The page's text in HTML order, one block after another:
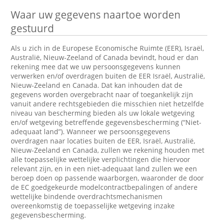
Waar uw gegevens naartoe worden
gestuurd
Als u zich in de Europese Economische Ruimte (EER), Israël,
Australië, Nieuw-Zeeland of Canada bevindt, houd er dan
rekening mee dat we uw persoonsgegevens kunnen
verwerken en/of overdragen buiten de EER Israël, Australië,
Nieuw-Zeeland en Canada. Dat kan inhouden dat de
gegevens worden overgebracht naar of toegankelijk zijn
vanuit andere rechtsgebieden die misschien niet hetzelfde
niveau van bescherming bieden als uw lokale wetgeving
en/of wetgeving betreffende gegevensbescherming (“Niet-
adequaat land”). Wanneer we persoonsgegevens
overdragen naar locaties buiten de EER, Israël, Australië,
Nieuw-Zeeland en Canada, zullen we rekening houden met
alle toepasselijke wettelijke verplichtingen die hiervoor
relevant zijn, en in een niet-adequaat land zullen we een
beroep doen op passende waarborgen, waaronder de door
de EC goedgekeurde modelcontractbepalingen of andere
wettelijke bindende overdrachtsmechanismen
overeenkomstig de toepasselijke wetgeving inzake
gegevensbescherming.